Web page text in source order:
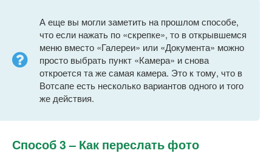
А еще вы могли заметить на прошлом способе,
что если нажать по «скрепке», то в открывшемся
меню вместо «Галереи» или «Документа» можно
просто выбрать пункт «Камера» и снова
откроется та же самая камера. Это к тому, что в
Вотсапе есть несколько вариантов одного и того
же действия.
Способ 3 – Как переслать фото